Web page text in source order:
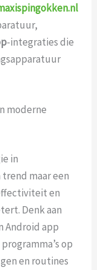
-integraties die
moderne
in
maar een
en
Denk aan
Android app
op
en routines